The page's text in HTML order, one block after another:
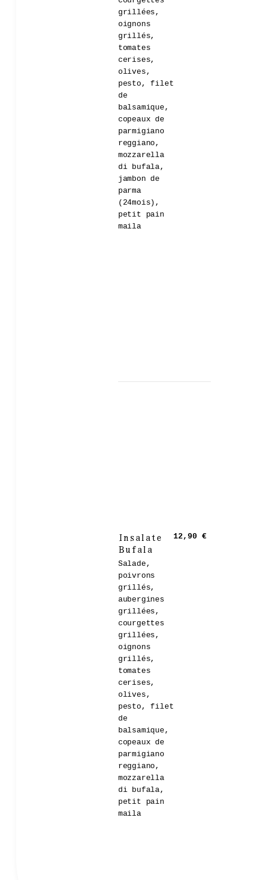
grillées,
oignons
grillés,
tomates
cerises,
olives,
pesto, filet
de
balsamique,
copeaux de
parmigiano
reggiano,
mozzarella
di bufala,
jambon de
parma
(24mois),
petit pain
maila
Insalate
Bufala
Salade,
poivrons
grillés,
aubergines
grillées,
courgettes
grillées,
oignons
grillés,
tomates
cerises,
olives,
pesto, filet
de
balsamique,
copeaux de
parmigiano
reggiano,
mozzarella
di bufala,
petit pain
maila
12,90 €